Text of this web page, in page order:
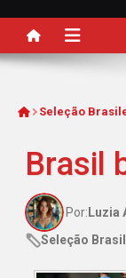
InícioSeleção
Brasil
Por: Luzia
Seleção